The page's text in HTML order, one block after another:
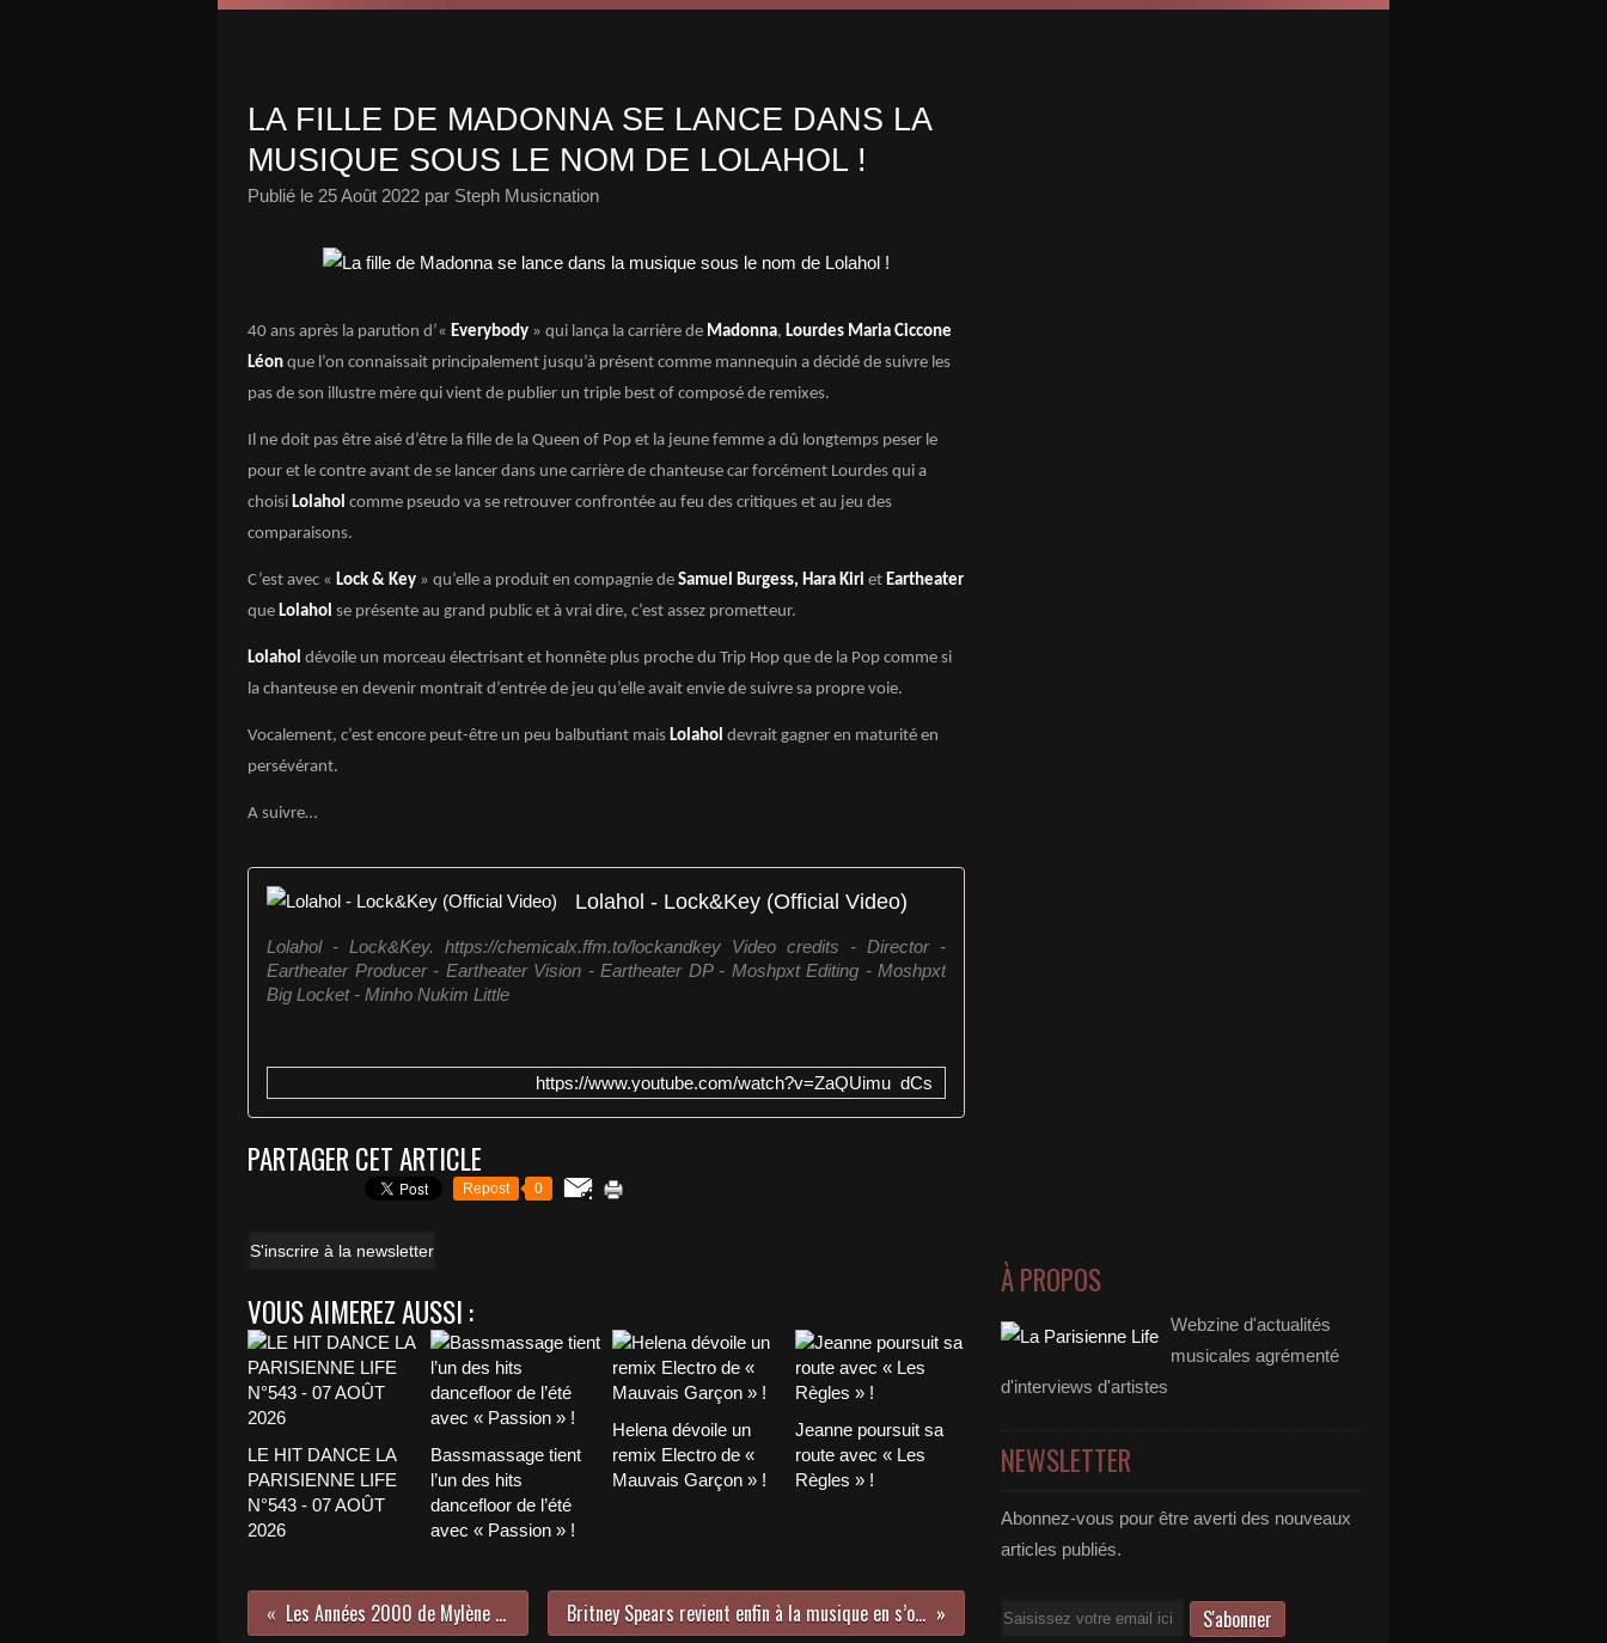
LA FILLE DE MADONNA SE LANCE DANS LA
MUSIQUE SOUS LE NOM DE LOLAHOL !
Publié le 25 Août 2022 par Steph Musicnation
40 ans après la parution d’« Everybody » qui lança la carrière de Madonna, Lourdes Maria Ciccone
Léon que l’on connaissait principalement jusqu’à présent comme mannequin a décidé de suivre les
pas de son illustre mère qui vient de publier un triple best of composé de remixes.
Il ne doit pas être aisé d’être la fille de la Queen of Pop et la jeune femme a dû longtemps peser le
pour et le contre avant de se lancer dans une carrière de chanteuse car forcément Lourdes qui a
choisi Lolahol comme pseudo va se retrouver confrontée au feu des critiques et au jeu des
comparaisons.
C’est avec « Lock & Key » qu’elle a produit en compagnie de Samuel Burgess, Hara Kiri et Eartheater
que Lolahol se présente au grand public et à vrai dire, c’est assez prometteur.
Lolahol dévoile un morceau électrisant et honnête plus proche du Trip Hop que de la Pop comme si
la chanteuse en devenir montrait d’entrée de jeu qu’elle avait envie de suivre sa propre voie.
Vocalement, c’est encore peut-être un peu balbutiant mais Lolahol devrait gagner en maturité en
persévérant.
A suivre…
Lolahol - Lock&Key (Official Video)
Lolahol - Lock&Key. https://chemicalx.ffm.to/lockandkey Video credits - Director -
Eartheater Producer - Eartheater Vision - Eartheater DP - Moshpxt Editing - Moshpxt
Big Locket - Minho Nukim Little
https://www.youtube.com/watch?v=ZaQUimu_dCs
PARTAGER CET ARTICLE
Repost 0
S'inscrire à la newsletter
VOUS AIMEREZ AUSSI :
LE HIT DANCE LA
PARISIENNE LIFE
N°543 - 07 AOÛT
2026
Bassmassage tient
l’un des hits
dancefloor de l’été
avec « Passion » !
Helena dévoile un
remix Electro de «
Mauvais Garçon » !
Jeanne poursuit sa
route avec « Les
Règles » !
Les Années 2000 de Mylène Farmer et de Moby ! Britney Spears revient enfin à la musique en s’offrant un duo avec Elton John !
À PROPOS
Webzine d'actualités
musicales agrémenté
d'interviews d'artistes
NEWSLETTER
Abonnez-vous pour être averti des nouveaux
articles publiés.
Email